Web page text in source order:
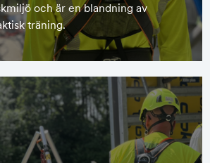
och är en blandning av
träning.